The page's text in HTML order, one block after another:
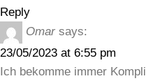
Reply
Omar says:
23/05/2023 at 6:55 pm
Ich bekomme immer